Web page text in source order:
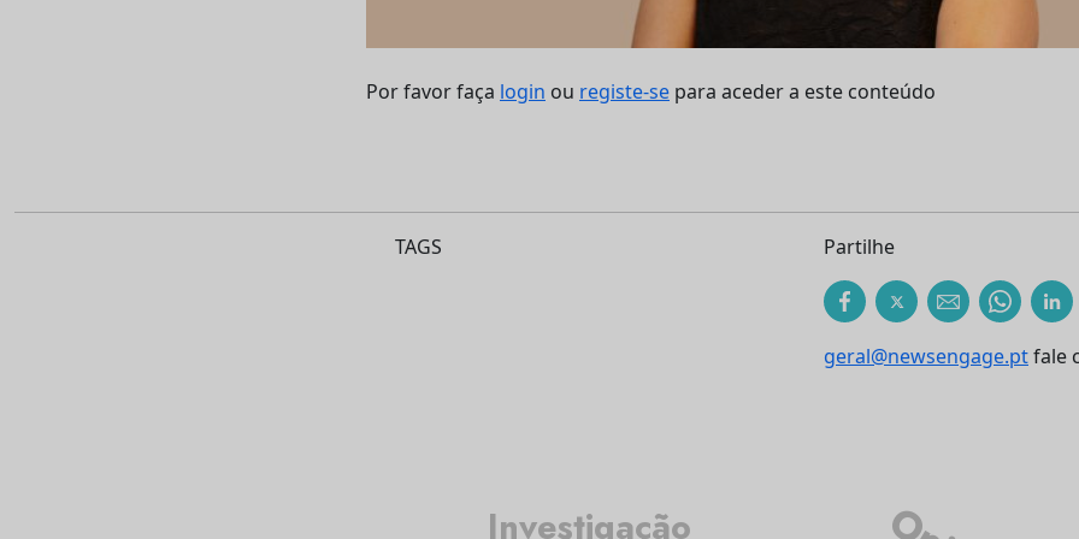
Por favor faça login ou registe-se para aceder a este conteúdo
TAGS Partilhe
geral@newsengage.ptfale
Investigação